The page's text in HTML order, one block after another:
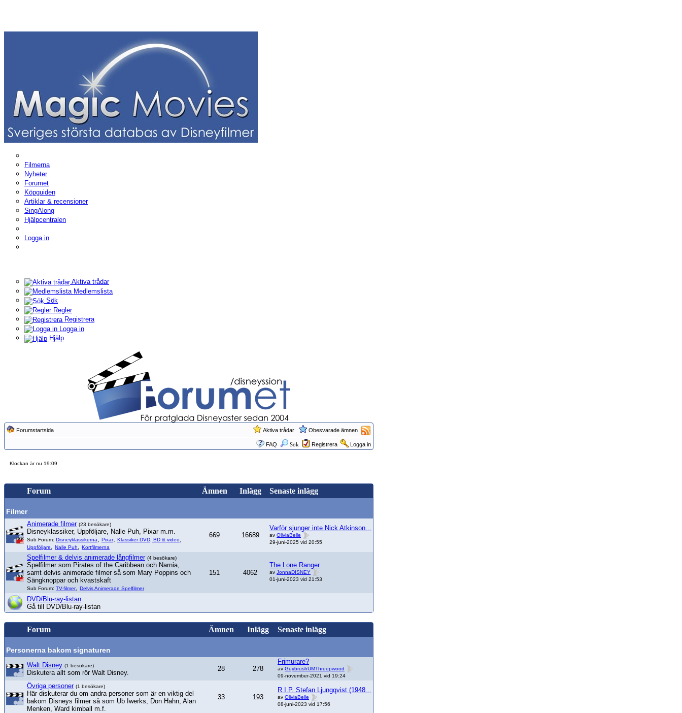
Filmerna
Nyheter
Forumet
Köpguiden
Artiklar & recensioner
SingAlong
Hjälpcentralen
Logga in
Aktiva trådar
Medlemslista
Sök
Regler
Registrera
Logga in
Hjälp
Forumstartsida Aktiva trådar Obesvarade ämnen
FAQ Sök Registrera Logga in
Klockan är nu 19:09
Forum Ämnen Inlägg Senaste inlägg
Filmer
Animerade filmer (23 besökare)
Disneyklassiker, Uppföljare, Nalle Puh, Pixar m.m.
Sub Forum: Disneyklassikerna Pixar, Klassiker DVD, BD & video
Uppföljare Nalle Puh Kortfilmerna
669 16689
Varför sjunger inte Nick Atkinson...
av OliviaBelle
29-juni-2025 vid 20:55
Spelfilmer & delvis animerade långfilmer (4 besökare)
Spelfilmer som Pirates of the Caribbean och Narnia,
samt delvis animerade filmer så som Mary Poppins och
Sängknoppar och kvastskaft
Sub Forum: TV-filmer, Delvis Animerade Spelfilmer
151 4062
The Lone Ranger
av JonnaDISNEY
01-juni-2023 vid 21:53
DVD/Blu-ray-listan
Gå till DVD/Blu-ray-listan
Forum Ämnen Inlägg Senaste inlägg
Personerna bakom signaturen
Walt Disney (1 besökare)
Diskutera allt som rör Walt Disney.
28 278
Frimurare?
av GuybrushUMThreepwood
09-november-2021 vid 19:24
Övriga personer (1 besökare)
Här diskuterar du om andra personer som är en viktig del
bakom Disneys filmer så som Ub Iwerks, Don Hahn, Alan
Menken, Ward kimball m.f.
33 193
R.I.P. Stefan Ljungqvist (1948...
av OliviaBelle
08-juni-2023 vid 17:56